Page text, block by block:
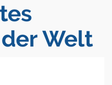
Welt